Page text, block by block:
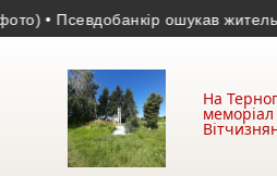
• Псевдобанкір ошукав жительку
На